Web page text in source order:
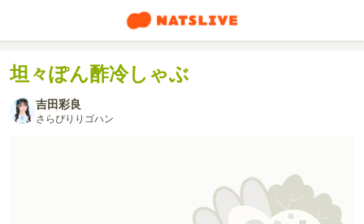
坦々ぽん酢冷しゃぶ
吉田彩良
さらぴりりゴハン